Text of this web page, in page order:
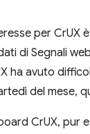
per CrUX
di Segnali
ha avuto
del mese,
CrUX, pur